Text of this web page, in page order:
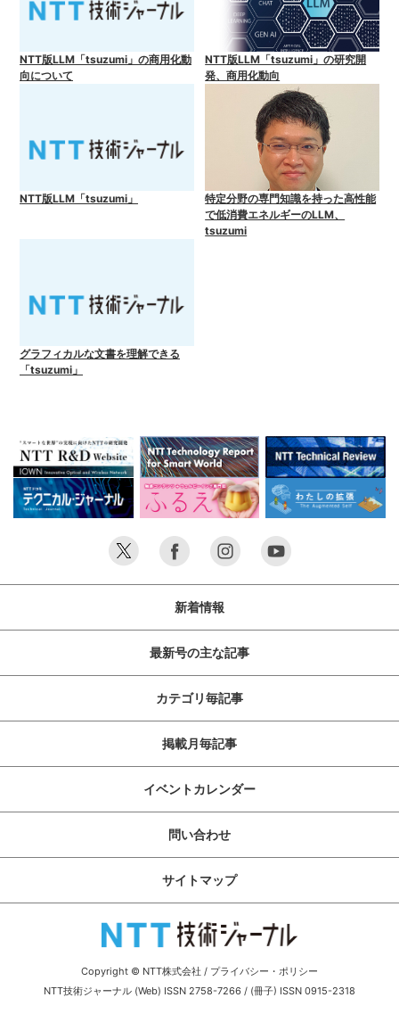
NTT版LLM「tsuzumi」の商用化動
向について
NTT版LLM「tsuzumi」の研究開
発、商用化動向
NTT版LLM「tsuzumi」
特定分野の専門知識を持った高性能
で低消費エネルギーのLLM、
tsuzumi
グラフィカルな文書を理解できる
「tsuzumi」
新着情報
最新号の主な記事
カテゴリ毎記事
掲載月毎記事
イベントカレンダー
問い合わせ
サイトマップ
Copyright © NTT株式会社 / プライバシー・ポリシー
NTT技術ジャーナル (Web) ISSN 2758-7266 / (冊子) ISSN 0915-2318